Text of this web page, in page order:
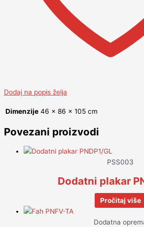
Dodaj na popis želja
Dimenzije 46 × 86 × 105 cm
Povezani proizvodi
PSS003
Dodatni plakar
Pročitaj više
Dodatna